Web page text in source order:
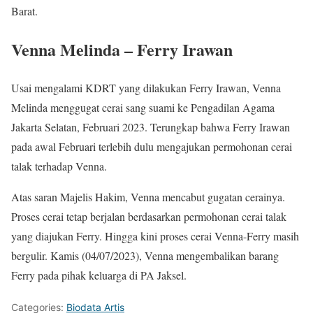
Barat.
Venna Melinda – Ferry Irawan
Usai mengalami KDRT yang dilakukan Ferry Irawan, Venna
Melinda menggugat cerai sang suami ke Pengadilan Agama
Jakarta Selatan, Februari 2023. Terungkap bahwa Ferry Irawan
pada awal Februari terlebih dulu mengajukan permohonan cerai
talak terhadap Venna.
Atas saran Majelis Hakim, Venna mencabut gugatan cerainya.
Proses cerai tetap berjalan berdasarkan permohonan cerai talak
yang diajukan Ferry. Hingga kini proses cerai Venna-Ferry masih
bergulir. Kamis (04/07/2023), Venna mengembalikan barang
Ferry pada pihak keluarga di PA Jaksel.
Categories: Biodata Artis